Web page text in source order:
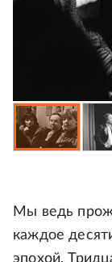
Мы ведь
каждое
эпохой.